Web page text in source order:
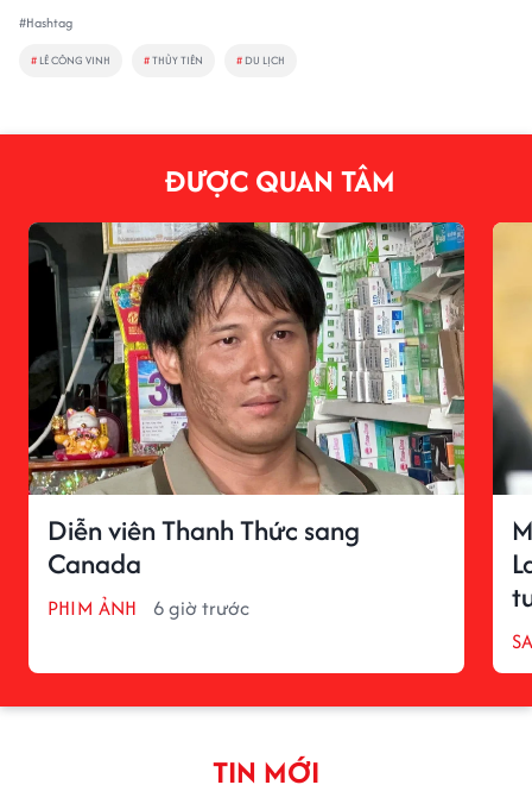
#Hashtag
# LÊ CÔNG VINH #THỦY TIÊN # DU LỊCH
ĐƯỢC QUAN TÂM
Diễn viên Thanh Thức sang
Canada
PHIM ẢNH 6 giờ trước
TIN MỚI